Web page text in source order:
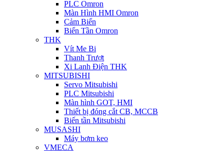
PLC Omron
Màn Hình HMI Omron
Cảm Biến
Biến Tần Omron
THK
Vít Me Bi
Thanh Trượt
Xi Lanh Điện THK
MITSUBISHI
Servo Mitsubishi
PLC Mitsubishi
Màn hình GOT, HMI
Thiết bị đóng cắt CB, MCCB
Biến tần Mitsubishi
MUSASHI
Máy bơm keo
VMECA